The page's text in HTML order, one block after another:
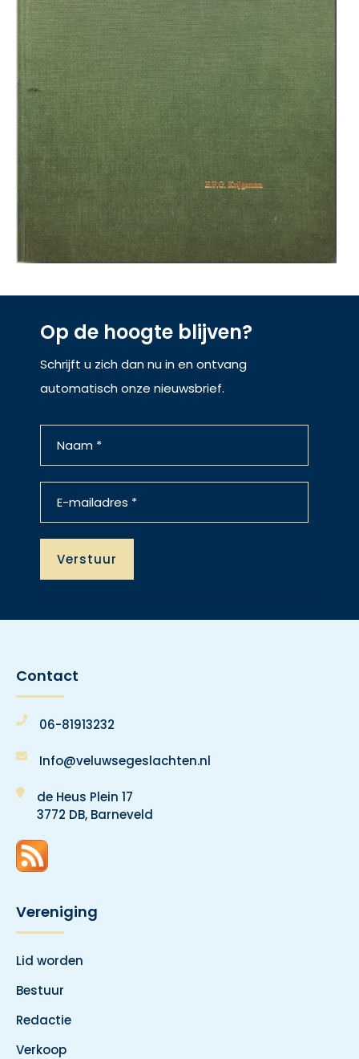
Op de hoogte blijven?
Schrijft u zich dan nu in en ontvang
automatisch onze nieuwsbrief.
Contact
06-81913232
Info@veluwsegeslachten.nl
de Heus Plein 17
3772 DB, Barneveld
Vereniging
Lid worden
Bestuur
Redactie
Verkoop